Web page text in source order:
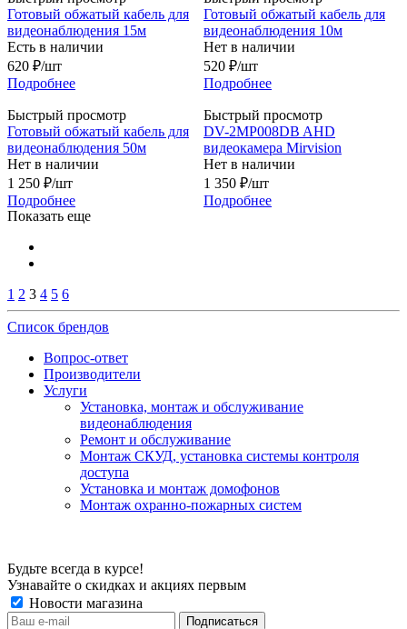
Готовый обжатый кабель для
видеонаблюдения 15м
Есть в наличии
620 ₽/шт
Подробнее
Готовый обжатый кабель для
видеонаблюдения 10м
Нет в наличии
520 ₽/шт
Подробнее
Быстрый просмотр
Готовый обжатый кабель для
видеонаблюдения 50м
Нет в наличии
1 250 ₽/шт
Подробнее
Быстрый просмотр
DV-2MP008DB AHD
видеокамера Mirvision
Нет в наличии
1 350 ₽/шт
Подробнее
Показать еще
1 2 3 4 5 6
Список брендов
Вопрос-ответ
Производители
Услуги
Установка, монтаж и обслуживание
видеонаблюдения
Ремонт и обслуживание
Монтаж СКУД, установка системы контроля
доступа
Установка и монтаж домофонов
Монтаж охранно-пожарных систем
Будьте всегда в курсе!
Узнавайте о скидках и акциях первым
Новости магазина